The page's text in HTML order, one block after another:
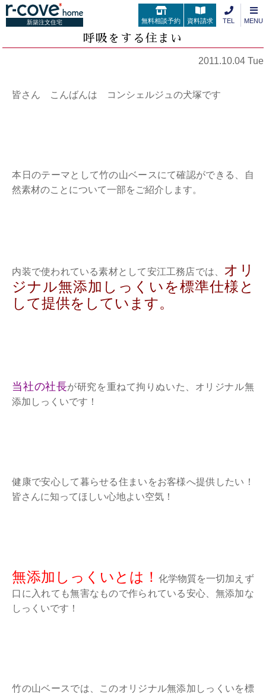
新築注文住宅 無料相談予約 資料請求 TEL MENU
呼吸をする住まい
2011.10.04 Tue
皆さん こんばんは コンシェルジュの犬塚です
本日のテーマとして竹の山ベースにて確認ができる、自
然素材のことについて一部をご紹介します。
内装で使われている素材として安江工務店では、 オリ
ジナル無添加しっくいを標準仕様と
して提供をしています。
当社の社長が研究を重ねて拘りぬいた、オリジナル無
添加しっくいです！
健康で安心して暮らせる住まいをお客様へ提供したい！
皆さんに知ってほしい心地よい空気！
無添加しっくいとは！化学物質を一切加えず
口に入れても無害なもので作られている安心、無添加な
しっくいです！
竹の山ベースでは、このオリジナル無添加しっくいを標